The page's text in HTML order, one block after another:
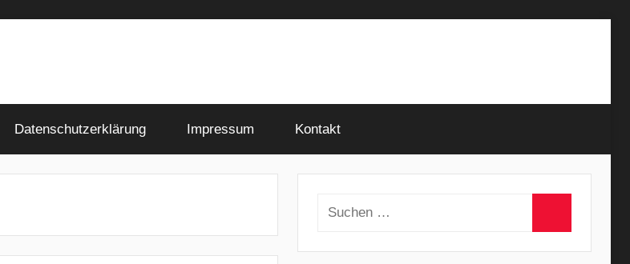
Datenschutzerklärung Impressum Kontakt
Suchen